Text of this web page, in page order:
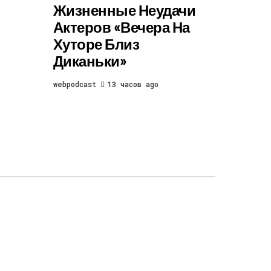
Жизненные Неудачи
Актеров «Вечера На
Хуторе Близ
Диканьки»
webpodcast 13 часов ago